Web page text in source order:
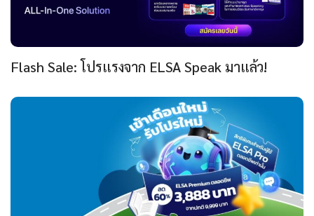
Flash Sale: โปรแรงจาก ELSA Speak มาแล้ว!